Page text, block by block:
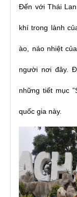
Đến với Thái
khí trong lành
ào, náo nhiệt
người nơi đây.
những tiết mục
quốc gia này.